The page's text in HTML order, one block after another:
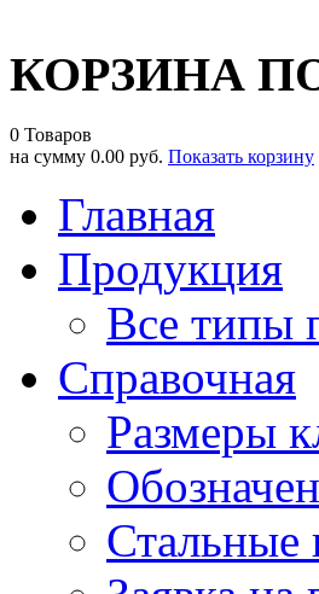
КОРЗИНА
0 Товаров
на сумму 0.00 руб. Показать корзину
Главная
Продукция
Все типы
Справочная
Размеры